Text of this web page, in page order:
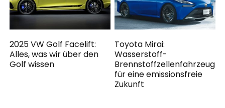
2025 VW Golf Facelift:
Alles, was wir über den
Golf wissen
Toyota Mirai:
Wasserstoff-
Brennstoffzellenfahrzeug
für eine emissionsfreie
Zukunft